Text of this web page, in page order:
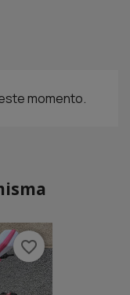
momento.
favorite_border